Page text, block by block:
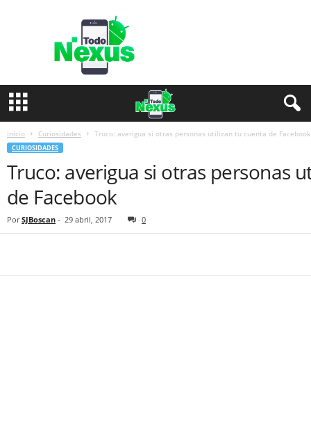
e
Inicio Curiosidades Truco: averigua si otras personas utilizan tu cuenta de Facebook
CURIOSIDADES
Truco: averigua si otras personas
de Facebook
Por SJBoscan - 29 abril, 2017 0